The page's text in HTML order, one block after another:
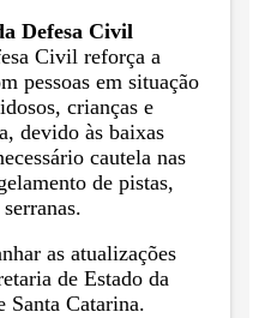
Defesa Civil
Civil reforça a
pessoas em situação
crianças e
devido às baixas
cautela nas
de pistas,
as atualizações
de Estado da
Santa Catarina.